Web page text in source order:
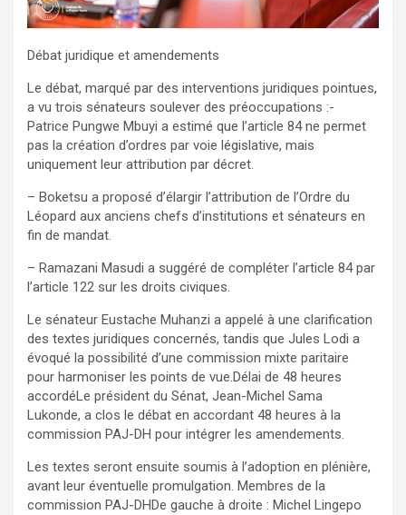
Débat juridique et amendements
Le débat, marqué par des interventions juridiques pointues,
a vu trois sénateurs soulever des préoccupations :-
Patrice Pungwe Mbuyi a estimé que l’article 84 ne permet
pas la création d’ordres par voie législative, mais
uniquement leur attribution par décret.
– Boketsu a proposé d’élargir l’attribution de l’Ordre du
Léopard aux anciens chefs d’institutions et sénateurs en
fin de mandat.
– Ramazani Masudi a suggéré de compléter l’article 84 par
l’article 122 sur les droits civiques.
Le sénateur Eustache Muhanzi a appelé à une clarification
des textes juridiques concernés, tandis que Jules Lodi a
évoqué la possibilité d’une commission mixte paritaire
pour harmoniser les points de vue.Délai de 48 heures
accordéLe président du Sénat, Jean-Michel Sama
Lukonde, a clos le débat en accordant 48 heures à la
commission PAJ-DH pour intégrer les amendements.
Les textes seront ensuite soumis à l’adoption en plénière,
avant leur éventuelle promulgation. Membres de la
commission PAJ-DHDe gauche à droite : Michel Lingepo